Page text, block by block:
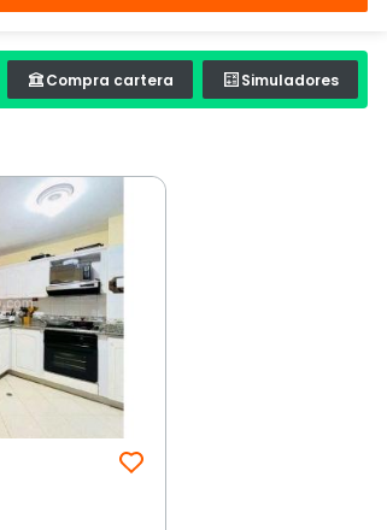
Compra cartera Simuladores